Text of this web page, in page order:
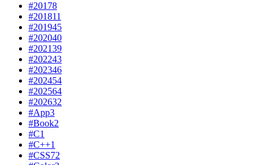
#20178
#201811
#201945
#202040
#202139
#202243
#202346
#202454
#202564
#202632
#App3
#Book2
#C1
#C++1
#CSS72